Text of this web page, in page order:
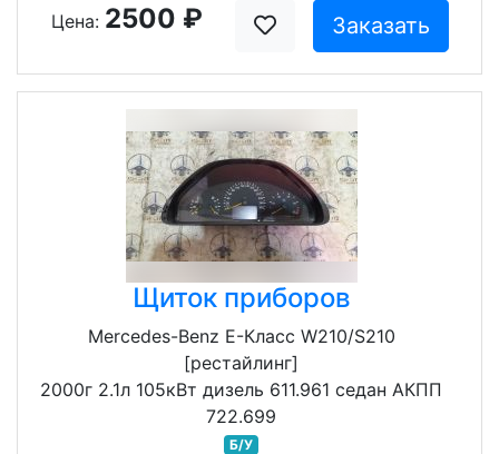
Цена: 2500 ₽ Заказать
Щиток приборов
Mercedes-Benz E-Класс W210/S210
[рестайлинг]
2000г 2.1л 105кВт дизель 611.961 седан АКПП
722.699
Б/У